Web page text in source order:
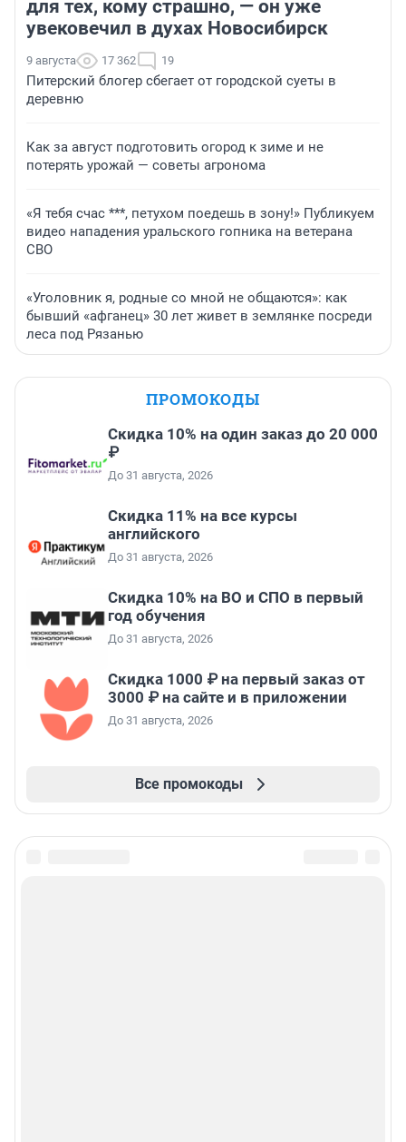
для тех, кому страшно, — он уже
увековечил в духах Новосибирск
9 августа 17 362 19
Питерский блогер сбегает от городской суеты в
деревню
Как за август подготовить огород к зиме и не
потерять урожай — советы агронома
«Я тебя счас ***, петухом поедешь в зону!» Публикуем
видео нападения уральского гопника на ветерана
СВО
«Уголовник я, родные со мной не общаются»: как
бывший «афганец» 30 лет живет в землянке посреди
леса под Рязанью
ПРОМОКОДЫ
Скидка 10% на один заказ до 20 000
₽
До 31 августа, 2026
Скидка 11% на все курсы
английского
До 31 августа, 2026
Скидка 10% на ВО и СПО в первый
год обучения
До 31 августа, 2026
Скидка 1000 ₽ на первый заказ от
3000 ₽ на сайте и в приложении
До 31 августа, 2026
Все промокоды